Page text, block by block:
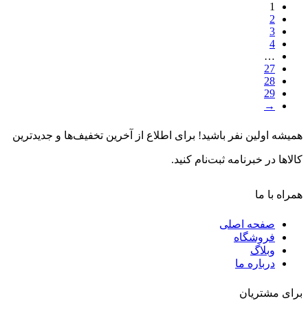
1
2
3
4
…
27
28
29
→
همیشه اولین نفر باشید! برای اطلاع از آخرین تخفیف‌ها و جدیدترین
کالاها در خبرنامه ثبت‌نام کنید.
همراه با ما
صفحه اصلی
فروشگاه
وبلاگ
درباره ما
برای مشتریان